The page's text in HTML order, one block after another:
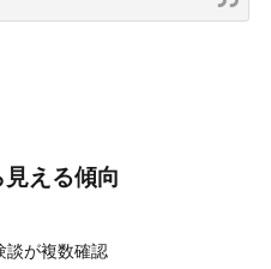
える傾向
談が複数確認